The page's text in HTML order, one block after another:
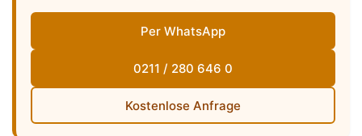
Per WhatsApp
0211 / 280 646 0
Kostenlose Anfrage